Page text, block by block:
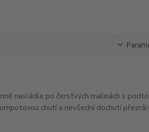
nasládle po čerstvých malinách s
chutí a nevšední dochutí